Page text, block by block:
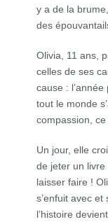
y a de la
des
Olivia, 11 ans,
celles de ses
cause :
tout le monde
compassion, ce
Un jour, elle
de jeter un
laisser faire !
s’enfuit avec
l’histoire